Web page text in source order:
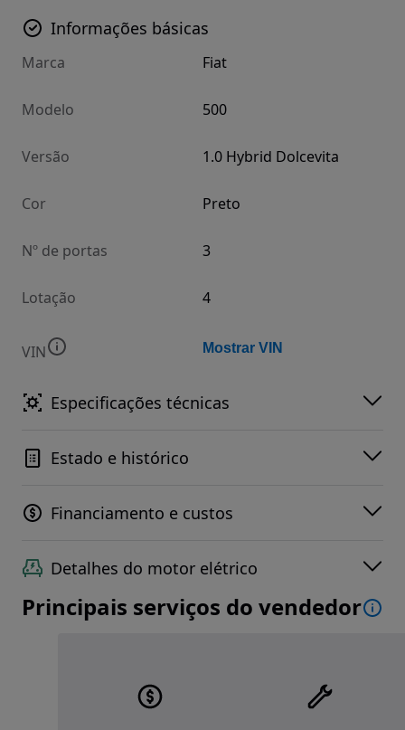
Informações básicas
Marca Fiat
Modelo 500
Versão 1.0 Hybrid Dolcevita
Cor Preto
Nº de portas 3
Lotação 4
VIN Mostrar VIN
Especificações técnicas
Estado e histórico
Financiamento e custos
Detalhes do motor elétrico
Principais serviços do vendedor